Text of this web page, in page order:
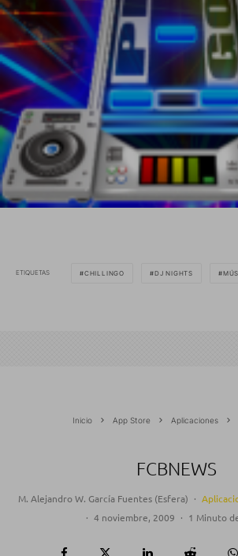
ETIQUETAS CHILLINGO DJ NIGHTS
Inicio App Store Aplicaciones
FCBNEWS
M. Alejandro W. García Fuentes (Esfera) ·
· 4 noviembre, 2009 · 1 Minuto